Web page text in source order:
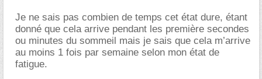
Je ne sais pas combien de temps cet état dure, étant
donné que cela arrive pendant les première secondes
ou minutes du sommeil mais je sais que cela m’arrive
au moins 1 fois par semaine selon mon état de
fatigue.